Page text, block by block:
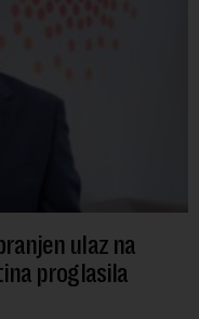
ulaz na
proglasila